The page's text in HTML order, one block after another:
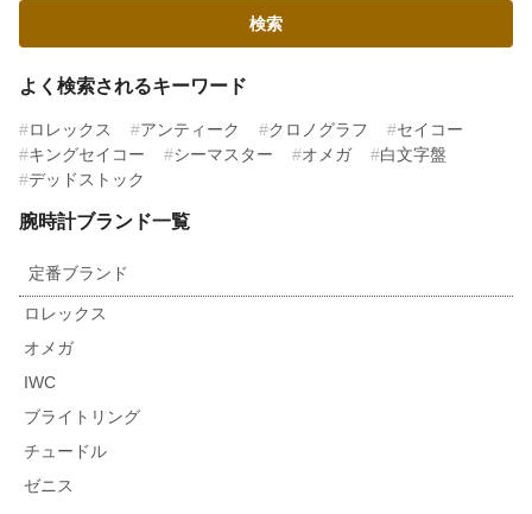
よく検索されるキーワード
ロレックス アンティーク クロノグラフ
セイコー
キングセイコー
シーマスター オメガ
白文字盤
デッドストック
腕時計ブランド一覧
定番ブランド
ロレックス
オメガ
IWC
ブライトリング
チュードル
ゼニス